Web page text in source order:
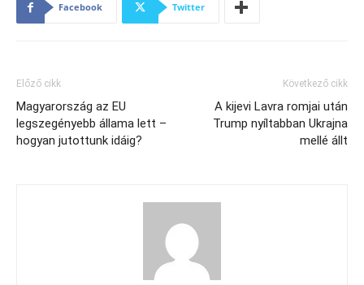
Facebook Twitter
Előző cikk
Magyarország az EU
legszegényebb állama lett –
hogyan jutottunk idáig?
Következő cikk
A kijevi Lavra romjai után
Trump nyíltabban Ukrajna
mellé állt